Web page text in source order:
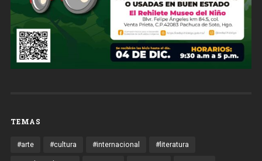
TEMAS
#arte #cultura #internacional #literatura